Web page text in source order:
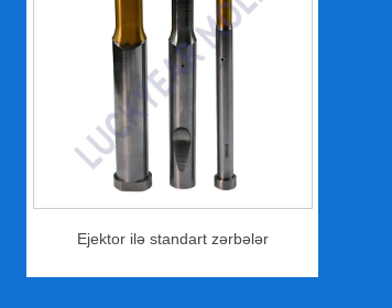
Ejektor ilə standart zərbələr